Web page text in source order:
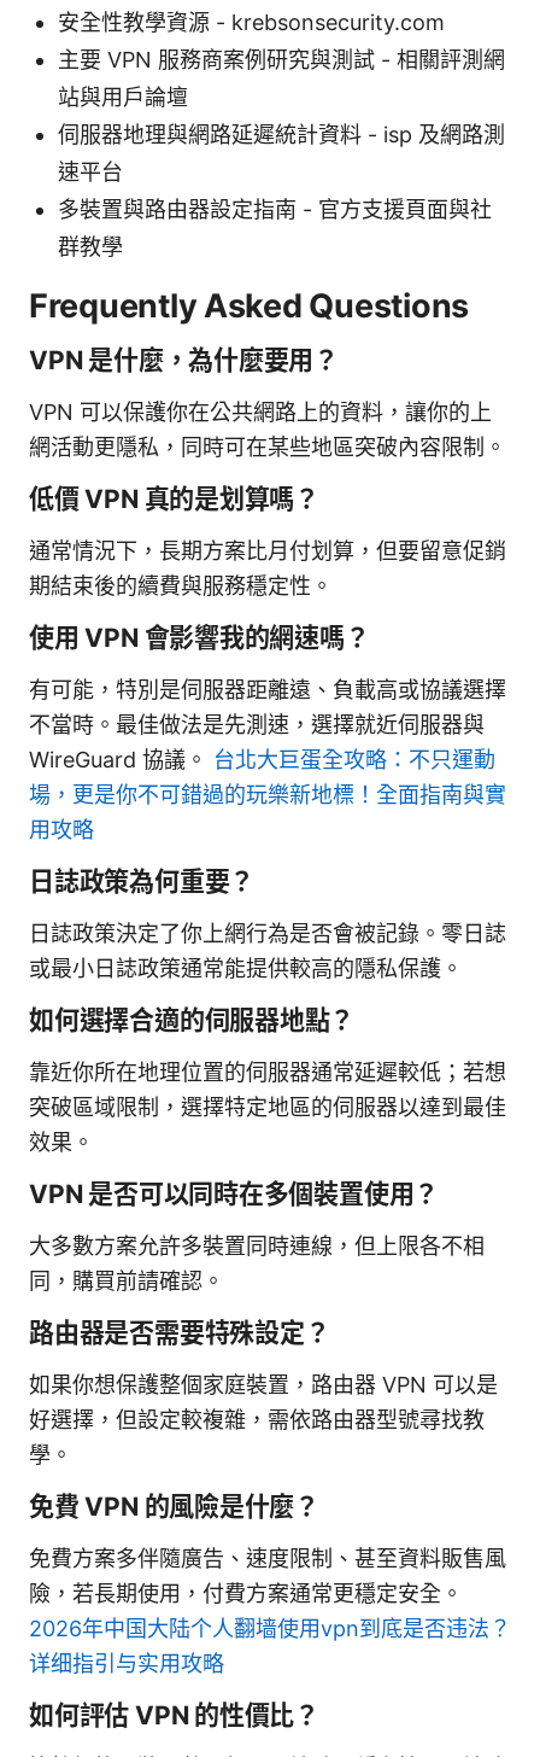
安全性教學資源 - krebsonsecurity.com
主要 VPN 服務商案例研究與測試 - 相關評測網
站與用戶論壇
伺服器地理與網路延遲統計資料 - isp 及網路測
速平台
多裝置與路由器設定指南 - 官方支援頁面與社
群教學
Frequently Asked Questions
VPN 是什麼，為什麼要用？
VPN 可以保護你在公共網路上的資料，讓你的上
網活動更隱私，同時可在某些地區突破內容限制。
低價 VPN 真的是划算嗎？
通常情況下，長期方案比月付划算，但要留意促銷
期結束後的續費與服務穩定性。
使用 VPN 會影響我的網速嗎？
有可能，特別是伺服器距離遠、負載高或協議選擇
不當時。最佳做法是先測速，選擇就近伺服器與
WireGuard 協議。 台北大巨蛋全攻略：不只運動
場，更是你不可錯過的玩樂新地標！全面指南與實
用攻略
日誌政策為何重要？
日誌政策決定了你上網行為是否會被記錄。零日誌
或最小日誌政策通常能提供較高的隱私保護。
如何選擇合適的伺服器地點？
靠近你所在地理位置的伺服器通常延遲較低；若想
突破區域限制，選擇特定地區的伺服器以達到最佳
效果。
VPN 是否可以同時在多個裝置使用？
大多數方案允許多裝置同時連線，但上限各不相
同，購買前請確認。
路由器是否需要特殊設定？
如果你想保護整個家庭裝置，路由器 VPN 可以是
好選擇，但設定較複雜，需依路由器型號尋找教
學。
免費 VPN 的風險是什麼？
免費方案多伴隨廣告、速度限制、甚至資料販售風
險，若長期使用，付費方案通常更穩定安全。
2026年中国大陆个人翻墙使用vpn到底是否违法？
详细指引与实用攻略
如何評估 VPN 的性價比？